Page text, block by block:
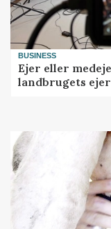
BUSINESS
Ejer eller
landbrugets